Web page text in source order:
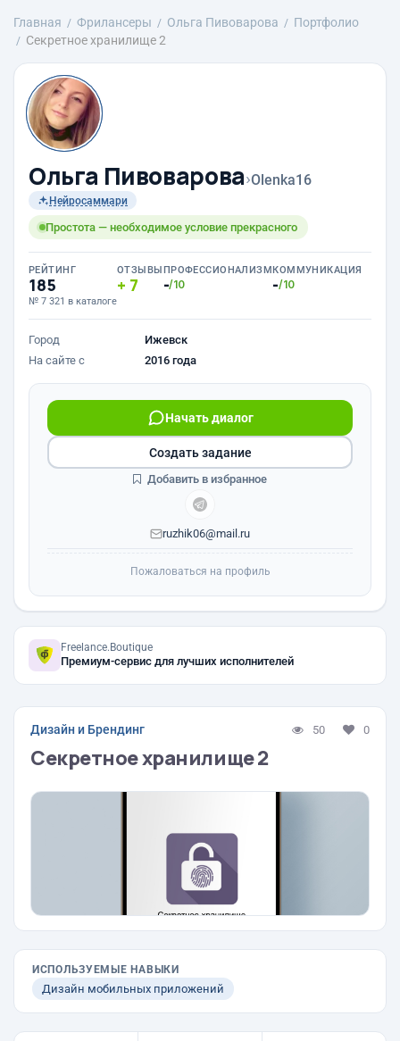
Главная Фрилансеры Ольга Пивоварова
Портфолио
Секретное хранилище 2
Ольга Пивоварова›Olenka16
Нейросаммари
Простота — необходимое условие прекрасного
РЕЙТИНГ
185
№ 7 321 в каталоге
ОТЗЫВЫ
7
ПРОФЕССИОНАЛИЗМ
-/10
КОММУНИКАЦИЯ
-/10
Город
Ижевск
На сайте с
2016 года
Начать диалог
ruzhik06@mail.ru
Создать задание
Добавить в избранное
Пожаловаться на профиль
Freelance.Boutique
Премиум-сервис для лучших исполнителей
Дизайн и Брендинг 50 0
Секретное хранилище 2
ИСПОЛЬЗУЕМЫЕ НАВЫКИ
Дизайн мобильных приложений